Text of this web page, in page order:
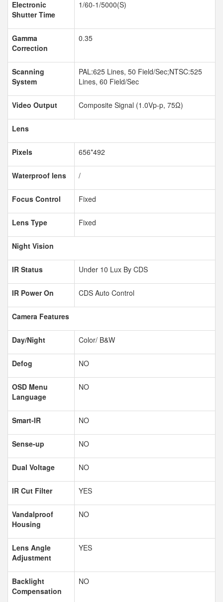
Electronic
Shutter Time
1/60-1/5000(S)
Gamma
Correction
0.35
Scanning
System
PAL:625 Lines, 50 Field/Sec;NTSC:525
Lines, 60 Field/Sec
Video Output Composite Signal (1.0Vp-p, 75Ω)
Lens
Pixels 656*492
Waterproof lens /
Focus Control Fixed
Lens Type Fixed
Night Vision
IR Status Under 10 Lux By CDS
IR Power On CDS Auto Control
Camera Features
Day/Night Color/ B&W
Defog NO
OSD Menu
Language
NO
Smart-IR NO
Sense-up NO
Dual Voltage NO
IR Cut Filter YES
Vandalproof
Housing
NO
Lens Angle
Adjustment
YES
Backlight
Compensation
NO